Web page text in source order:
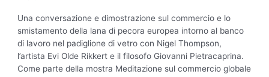
Una conversazione e dimostrazione sul commercio e lo
smistamento della lana di pecora europea intorno al banco
di lavoro nel padiglione di vetro con Nigel Thompson,
l’artista Evi Olde Rikkert e il filosofo Giovanni Pietracaprina.
Come parte della mostra Meditazione sul commercio globale